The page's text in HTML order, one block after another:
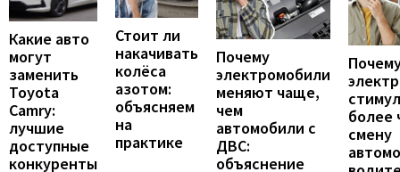
Какие авто
могут
заменить
Toyota
Camry:
лучшие
доступные
конкуренты
Стоит ли
накачивать
колёса
азотом:
объясняем
на
практике
Почему
электромобили
меняют чаще,
чем
автомобили с
ДВС:
объяснение
более
смену